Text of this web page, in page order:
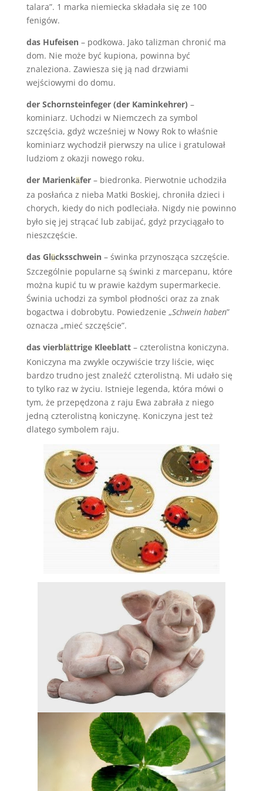
talara”. 1 marka niemiecka składała się ze 100
fenigów.
das Hufeisen– podkowa. Jako talizman chronić ma
dom. Nie może być kupiona, powinna być
znaleziona. Zawiesza się ją nad drzwiami
wejściowymi do domu.
der Schornsteinfeger (der Kaminkehrer) –
kominiarz. Uchodzi w Niemczech za symbol
szczęścia, gdyż wcześniej w Nowy Rok to właśnie
kominiarz wychodził pierwszy na ulice i gratulował
ludziom z okazji nowego roku.
der Marienkäfer– biedronka. Pierwotnie uchodziła
za posłańca z nieba Matki Boskiej, chroniła dzieci i
chorych, kiedy do nich podleciała. Nigdy nie powinno
było się jej strącać lub zabijać, gdyż przyciągało to
nieszczęście.
das Glücksschwein– świnka przynosząca szczęście.
Szczególnie popularne są świnki z marcepanu, które
można kupić tu w prawie każdym supermarkecie.
Świnia uchodzi za symbol płodności oraz za znak
bogactwa i dobrobytu. Powiedzenie „Schwein haben”
oznacza „mieć szczęście”.
das vierblättrige Kleeblatt– czterolistna koniczyna.
Koniczyna ma zwykle oczywiście trzy liście, więc
bardzo trudno jest znaleźć czterolistną. Mi udało się
to tylko raz w życiu. Istnieje legenda, która mówi o
tym, że przepędzona z raju Ewa zabrała z niego
jedną czterolistną koniczynę. Koniczyna jest też
dlatego symbolem raju.